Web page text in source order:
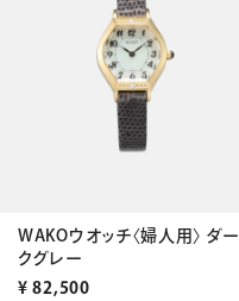
WAKOウオッチ〈婦人用〉 ダー
クグレー
¥ 82,500